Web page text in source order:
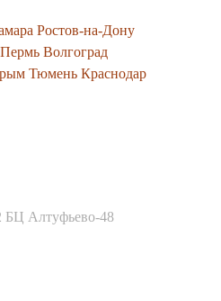
Ростов-на-Дону
Пермь Волгоград
Тюмень Краснодар
БЦ Алтуфьево-48